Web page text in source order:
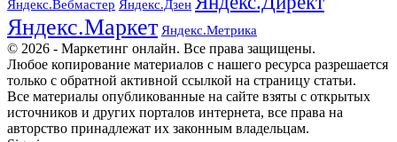
Яндекс.Вебмастер Яндекс.Дзен
Яндекс.Маркет Яндекс.Метрика
© 2026 - Маркетинг онлайн. Все права защищены.
Любое копирование материалов с нашего ресурса разрешается
только с обратной активной ссылкой на страницу статьи.
Все материалы опубликованные на сайте взяты с открытых
источников и других порталов интернета, все права на
авторство принадлежат их законным владельцам.